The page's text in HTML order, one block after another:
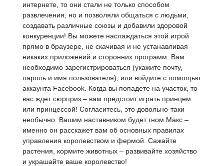
интернете, то они стали не только способом
развлечения, но и позволяли общаться с людьми,
создавать различные союзы и добавили здоровой
конкуренции! Вы можете наслаждаться этой игрой
прямо в браузере, не скачивая и не устанавливая
никаких приложений и сторонних программ. Вам
необходимо зарегистрироваться (укажите почту,
пароль и имя пользователя), или войдите с помощью
аккаунта Facebook. Когда вы попадете на участок, то
вас ждет сюрприз – вам предстоит играть принцем
или принцессой! Согласитесь, это довольно-таки
необычно. Вашим наставником будет гном Макс –
именно он расскажет вам об основных правилах
управления королевством и фермой. Сажайте
растения, кормите животных – развивайте хозяйство
и украшайте ваше королевство!